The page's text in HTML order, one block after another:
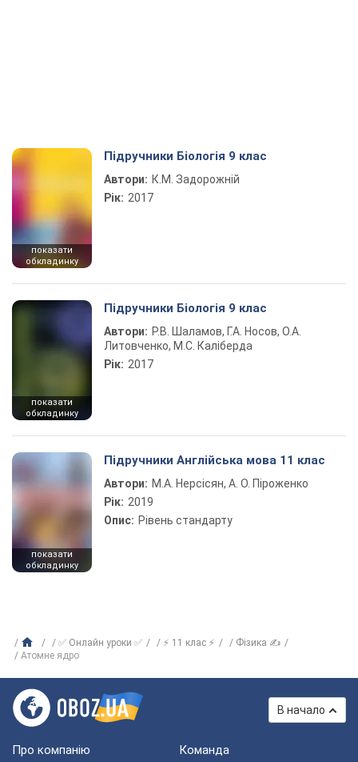
показати
обкладинку
Підручники Біологія 9 клас
Автори: К.М. Задорожній
Рік: 2017
показати
обкладинку
Підручники Біологія 9 клас
Автори: Р.В. Шаламов, Г.А. Носов, О.А.
Литовченко, М.С. Каліберда
Рік: 2017
показати
обкладинку
Підручники Англійська мова 11 клас
Автори: М.А. Нерсісян, А. О. Піроженко
Рік: 2019
Опис: Рівень стандарту
✅ Онлайн уроки ✅ ⚡ 11 клас ⚡
Фізика ✍
Атомне ядро
В начало
Про компанію Команда